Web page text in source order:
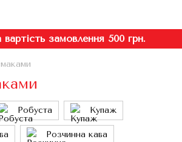
вартість замовлення 500 грн.
Робуста Купаж
Розчинна кава